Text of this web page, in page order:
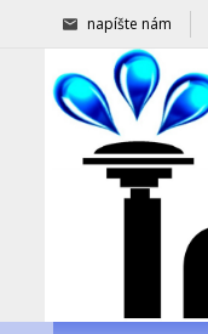
napíšte nám